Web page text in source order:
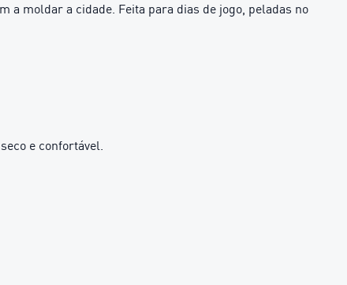
moldar a cidade. Feita para dias de jogo, peladas no
e confortável.